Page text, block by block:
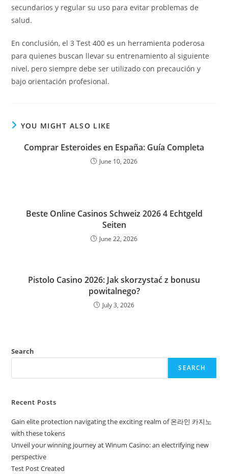
secundarios y regular su uso para evitar problemas de
salud.
En conclusión, el 3 Test 400 es un herramienta poderosa
para quienes buscan llevar su entrenamiento al siguiente
nivel, pero siempre debe ser utilizado con precaución y
bajo orientación profesional.
YOU MIGHT ALSO LIKE
Comprar Esteroides en España: Guía Completa
June 10, 2026
Beste Online Casinos Schweiz 2026 4 Echtgeld
Seiten
June 22, 2026
Pistolo Casino 2026: Jak skorzystać z bonusu
powitalnego?
July 3, 2026
Search
SEARCH
Recent Posts
Gain elite protection navigating the exciting realm of 온라인 카지노
with these tokens
Unveil your winning journey at Winum Casino: an electrifying new
perspective
Test Post Created